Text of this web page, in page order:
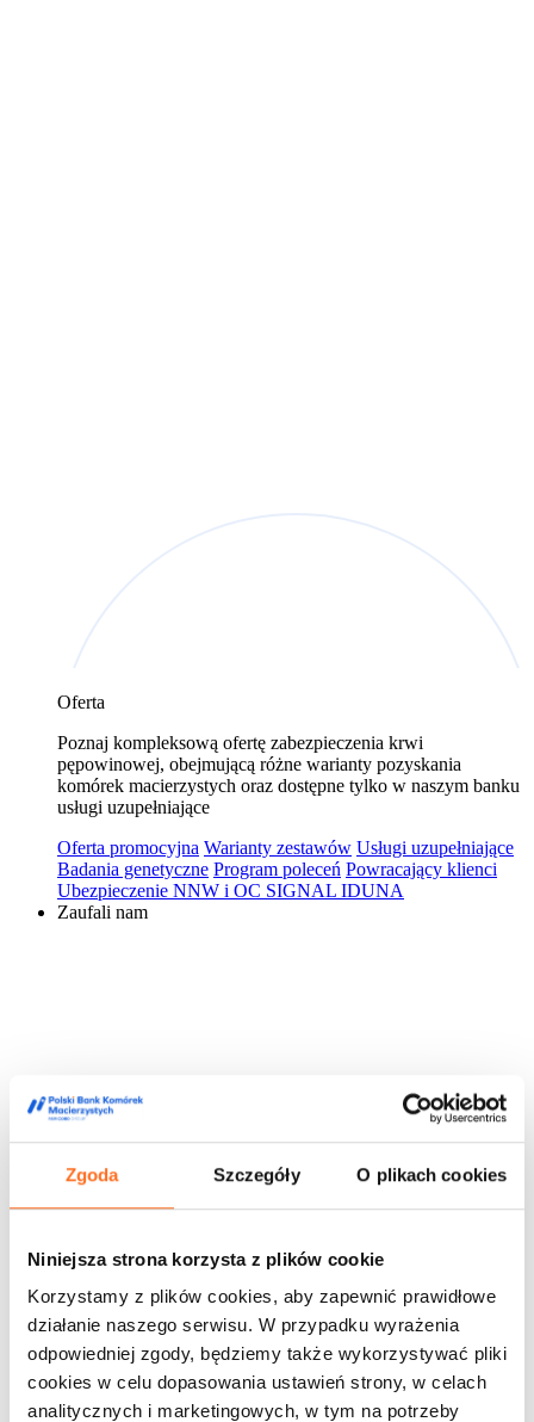
Zgoda Szczegóły O plikach cookies
Niniejsza strona korzysta z plików cookie
Korzystamy z plików cookies, aby zapewnić prawidłowe
działanie naszego serwisu. W przypadku wyrażenia
odpowiedniej zgody, będziemy także wykorzystywać pliki
cookies w celu dopasowania ustawień strony, w celach
analitycznych i marketingowych, w tym na potrzeby
Oferta
Poznaj kompleksową ofertę zabezpieczenia krwi
pępowinowej, obejmującą różne warianty pozyskania
komórek macierzystych oraz dostępne tylko w naszym banku
usługi uzupełniające
Oferta promocyjna Warianty zestawów Usługi uzupełniające
Badania genetyczne Program poleceń Powracający klienci
Ubezpieczenie NNW i OC SIGNAL IDUNA
Zaufali nam